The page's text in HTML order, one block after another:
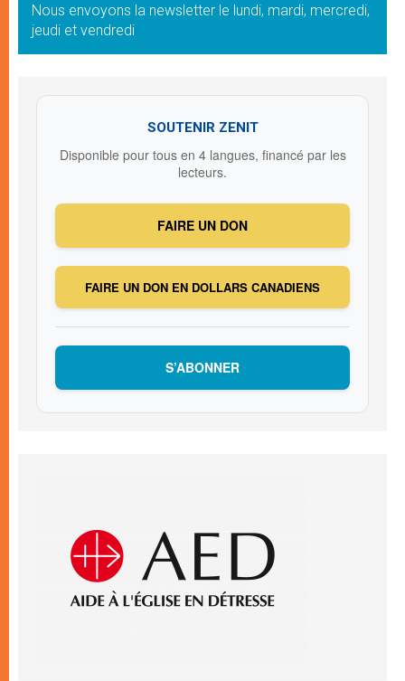
Nous envoyons la newsletter le lundi, mardi, mercredi,
jeudi et vendredi
SOUTENIR ZENIT
Disponible pour tous en 4 langues, financé par les
lecteurs.
FAIRE UN DON
FAIRE UN DON EN DOLLARS CANADIENS
S’ABONNER